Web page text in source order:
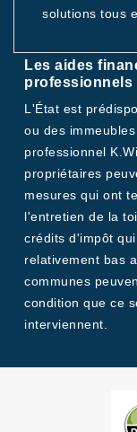
solutions tous
Les aides
professionnels
L'État est
ou des
professionnel
propriétaires
mesures qui ont
l'entretien de la
crédits d'impôt
relativement bas
communes
condition que ce
interviennent.